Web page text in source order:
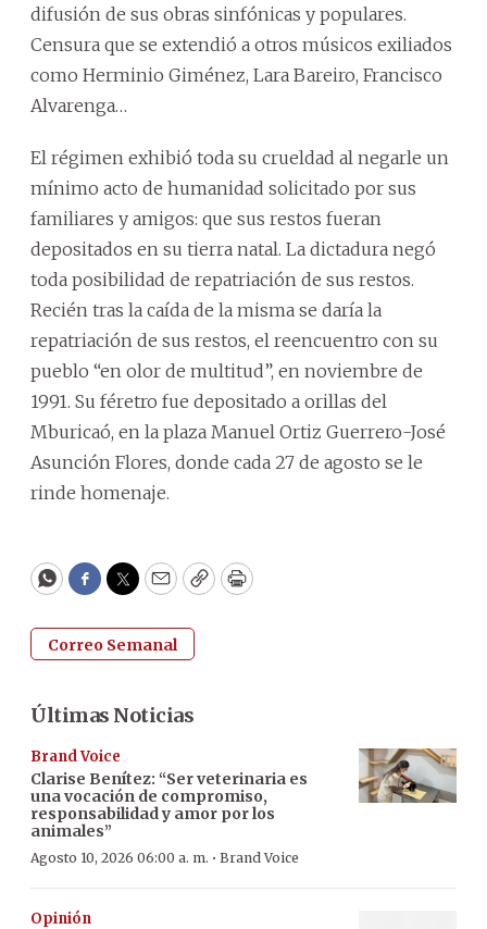
difusión de sus obras sinfónicas y populares.
Censura que se extendió a otros músicos exiliados
como Herminio Giménez, Lara Bareiro, Francisco
Alvarenga…
El régimen exhibió toda su crueldad al negarle un
mínimo acto de humanidad solicitado por sus
familiares y amigos: que sus restos fueran
depositados en su tierra natal. La dictadura negó
toda posibilidad de repatriación de sus restos.
Recién tras la caída de la misma se daría la
repatriación de sus restos, el reencuentro con su
pueblo “en olor de multitud”, en noviembre de
1991. Su féretro fue depositado a orillas del
Mburicaó, en la plaza Manuel Ortiz Guerrero-José
Asunción Flores, donde cada 27 de agosto se le
rinde homenaje.
WhatsApp
Facebook
Twitter
EmailCopyPrint
Correo Semanal
Últimas Noticias
Brand Voice
Clarise Benítez: “Ser veterinaria es
una vocación de compromiso,
responsabilidad y amor por los
animales”
Agosto 10, 2026 06:00 a. m. · Brand Voice
Opinión